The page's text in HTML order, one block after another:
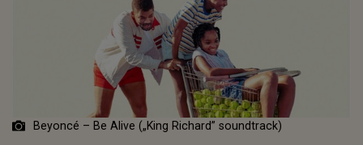
Beyoncé – Be Alive („King Richard” soundtrack)